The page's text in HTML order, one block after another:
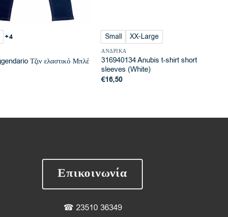
+4
Τζιν ελαστικό Μπλέ
Small XX-Large
ΑΝΔΡΙΚΆ
316940134 Anubis t-shirt short
sleeves (White)
€16,50
Επικοινωνία
☎ 23510 36349